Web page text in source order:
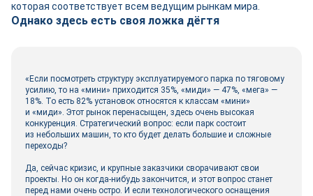
которая соответствует всем ведущим рынкам мира.
Однако здесь есть своя ложка дёгтя
«Если посмотреть структуру эксплуатируемого парка по тяговому
усилию, то на «мини» приходится 35%, «миди» — 47%, «мега» —
18%. То есть 82% установок относятся к классам «мини»
и «миди». Этот рынок перенасыщен, здесь очень высокая
конкуренция. Стратегический вопрос: если парк состоит
из небольших машин, то кто будет делать большие и сложные
переходы?
Да, сейчас кризис, и крупные заказчики сворачивают свои
проекты. Но он когда‑­нибудь закончится, и этот вопрос станет
перед нами очень остро. И если технологического оснащения